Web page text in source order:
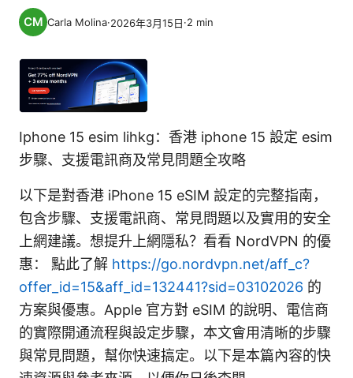
Carla Molina·2026年3月15日·2 min
Iphone 15 esim lihkg：香港 iphone 15 設定 esim
步驟、支援電訊商及常見問題全攻略
以下是對香港 iPhone 15 eSIM 設定的完整指南，
包含步驟、支援電訊商、常見問題以及實用的安全
上網建議。想提升上網隱私？看看 NordVPN 的優
惠： 點此了解 https://go.nordvpn.net/aff_c?
offer_id=15&aff_id=132441?sid=03102026 的
方案與優惠。Apple 官方對 eSIM 的說明、電信商
的實際開通流程與設定步驟，本文會用清晰的步驟
與常見問題，幫你快速搞定。以下是本篇內容的快